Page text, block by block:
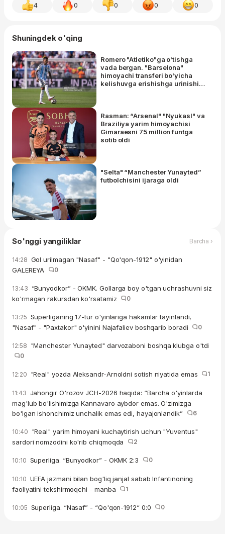
4 0 0 0 0
Shuningdek o'qing
Romero "Atletiko"ga o'tishga
vada bergan. "Barselona"
himoyachi transferi bo'yicha
kelishuvga erishishga urinishi
Rasman: “Arsenal" "Nyukasl" va
Braziliya yarim himoyachisi
Gimaraesni 75 million funtga
sotib oldi
"Selta" “Manchester Yunayted”
futbolchisini ijaraga oldi
So'nggi yangiliklar Barcha ›
14:28 Gol urilmagan "Nasaf" - "Qo'qon-1912" o'yinidan
GALEREYA
0
13:43 “Bunyodkor” - OKMK. Gollarga boy o'tgan uchrashuvni siz
ko'rmagan rakursdan ko'rsatamiz
0
13:25 Superliganing 17-tur o'yinlariga hakamlar tayinlandi,
"Nasaf" - "Paxtakor" o'yinini Najafaliev boshqarib boradi
0
12:58 "Manchester Yunayted" darvozaboni boshqa klubga o'tdi
0
12:20 "Real" yozda Aleksandr-Arnoldni sotish niyatida emas 1
11:43 Jahongir O'rozov JCH-2026 haqida: “Barcha o'yinlarda
mag'lub bo'lishimizga Kannavaro aybdor emas. O'zimizga
bo'lgan ishonchimiz unchalik emas edi, hayajonlandik”
6
10:40 "Real" yarim himoyani kuchaytirish uchun "Yuventus"
sardori nomzodini ko'rib chiqmoqda
2
10:10 Superliga. “Bunyodkor” - OKMK 2:3 0
10:10 UEFA jazmani bilan bog'liq janjal sabab Infantinoning
faoliyatini tekshirmoqchi - manba
1
10:05 Superliga. “Nasaf” - “Qo'qon-1912“ 0:0 0